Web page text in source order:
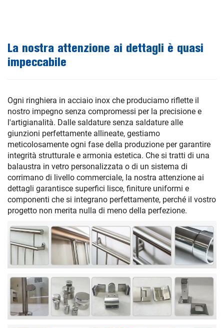
La nostra attenzione ai dettagli è quasi
impeccabile
Ogni ringhiera in acciaio inox che produciamo riflette il
nostro impegno senza compromessi per la precisione e
l'artigianalità. Dalle saldature senza saldature alle
giunzioni perfettamente allineate, gestiamo
meticolosamente ogni fase della produzione per garantire
integrità strutturale e armonia estetica. Che si tratti di una
balaustra in vetro personalizzata o di un sistema di
corrimano di livello commerciale, la nostra attenzione ai
dettagli garantisce superfici lisce, finiture uniformi e
componenti che si integrano perfettamente, perché il vostro
progetto non merita nulla di meno della perfezione.